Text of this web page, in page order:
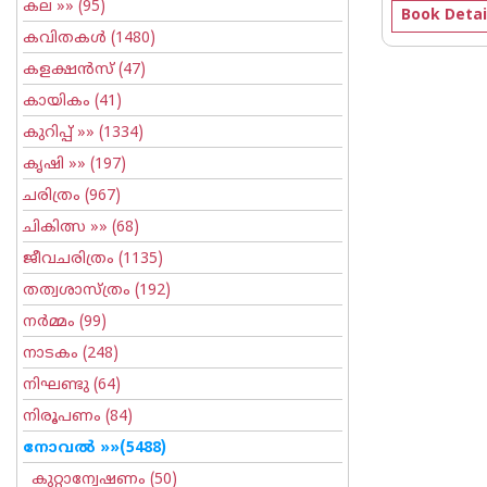
കല »» (95)
കവിതകള്‍ (1480)
കളക്ഷന്‍സ്(47)
കായികം (41)
കുറിപ്പ്‌ »» (1334)
കൃഷി »» (197)
ചരിത്രം (967)
ചികിത്സ »» (68)
ജീവചരിത്രം (1135)
തത്വശാസ്ത്രം (192)
നര്‍മ്മം (99)
നാടകം (248)
നിഘണ്ടു (64)
നിരൂപണം (84)
നോവല്‍ »»(5488)
കുറ്റാന്വേഷണം (50)
Book